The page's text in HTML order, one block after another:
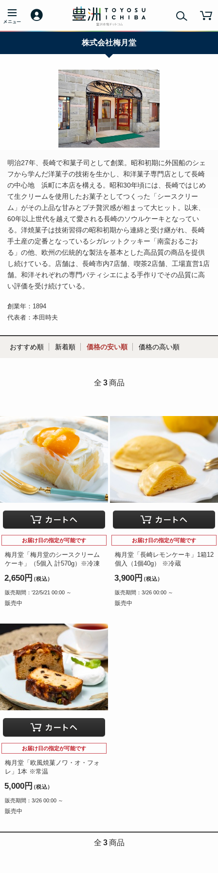
株式会社梅月堂
明治27年、長崎で和菓子司として創業。昭和初期に外国船のシェ
フから学んだ洋菓子の技術を生かし、和洋菓子専門店として長崎
の中心地 浜町に本店を構える。昭和30年頃には、長崎ではじめ
て生クリームを使用したお菓子としてつくった「シースクリー
ム」がその上品な甘みとプチ贅沢感が相まって大ヒット。以来、
60年以上世代を越えて愛される長崎のソウルケーキとなってい
る。洋焼菓子は技術習得の昭和初期から連綿と受け継がれ、長崎
手土産の定番となっているシガレットクッキー「南蛮おるごお
る」の他、欧州の伝統的な製法を基本とした高品質の商品を提供
し続けている。店舗は、長崎市内7店舗、喫茶2店舗、工場直営1店
舗。和洋それぞれの専門パティシエによる手作りでその品質に高
い評価を受け続けている。
創業年：1894
代表者：本田時夫
おすすめ順 新着順 価格の安い順 価格の高い順
全 3 商品
お届け日の指定が可能です
梅月堂「梅月堂のシースクリーム
ケーキ」（5個入 計570g）※冷凍
2,650円（税込）
販売期間：'22/5/21 00:00 ～
販売中
お届け日の指定が可能です
梅月堂「長崎レモンケーキ」1箱12
個入（1個40g） ※冷蔵
3,900円（税込）
販売期間：3/26 00:00 ～
販売中
お届け日の指定が可能です
梅月堂「欧風焼菓ノワ・オ・フォ
レ」1本 ※常温
5,000円（税込）
販売期間：3/26 00:00 ～
販売中
全 3 商品